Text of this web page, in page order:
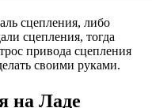
сцепления, либо
сцепления, тогда
привода сцепления
своими руками.
на Ладе